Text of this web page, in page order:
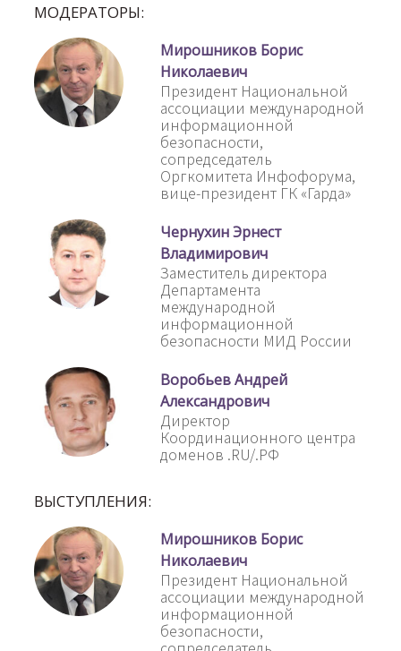
МОДЕРАТОРЫ:
Мирошников Борис
Николаевич
Президент Национальной
ассоциации международной
информационной
безопасности,
сопредседатель
Оргкомитета Инфофорума,
вице-президент ГК «Гарда»
Чернухин Эрнест
Владимирович
Заместитель директора
Департамента
международной
информационной
безопасности МИД России
Воробьев Андрей
Александрович
Директор
Координационного центра
доменов .RU/.РФ
ВЫСТУПЛЕНИЯ:
Мирошников Борис
Николаевич
Президент Национальной
ассоциации международной
информационной
безопасности,